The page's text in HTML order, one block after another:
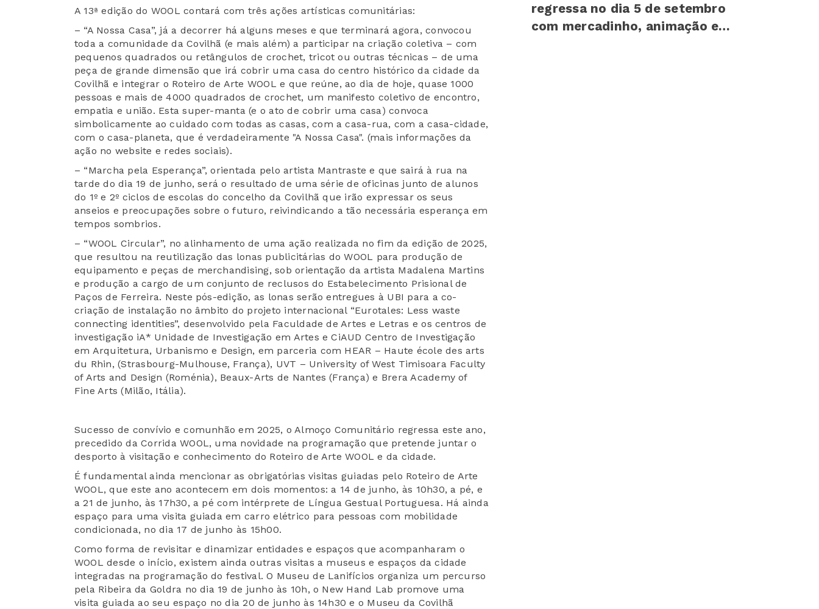
A 13ª edição do WOOL contará com três ações artísticas comunitárias:
– “A Nossa Casa”, já a decorrer há alguns meses e que terminará agora, convocou
toda a comunidade da Covilhã (e mais além) a participar na criação coletiva – com
pequenos quadrados ou retângulos de crochet, tricot ou outras técnicas – de uma
peça de grande dimensão que irá cobrir uma casa do centro histórico da cidade da
Covilhã e integrar o Roteiro de Arte WOOL e que reúne, ao dia de hoje, quase 1000
pessoas e mais de 4000 quadrados de crochet, um manifesto coletivo de encontro,
empatia e união. Esta super-manta (e o ato de cobrir uma casa) convoca
simbolicamente ao cuidado com todas as casas, com a casa-rua, com a casa-cidade,
com o casa-planeta, que é verdadeiramente "A Nossa Casa". (mais informações da
ação no website e redes sociais).
– “Marcha pela Esperança”, orientada pelo artista Mantraste e que sairá à rua na
tarde do dia 19 de junho, será o resultado de uma série de oficinas junto de alunos
do 1º e 2º ciclos de escolas do concelho da Covilhã que irão expressar os seus
anseios e preocupações sobre o futuro, reivindicando a tão necessária esperança em
tempos sombrios.
– “WOOL Circular”, no alinhamento de uma ação realizada no fim da edição de 2025,
que resultou na reutilização das lonas publicitárias do WOOL para produção de
equipamento e peças de merchandising, sob orientação da artista Madalena Martins
e produção a cargo de um conjunto de reclusos do Estabelecimento Prisional de
Paços de Ferreira. Neste pós-edição, as lonas serão entregues à UBI para a co-
criação de instalação no âmbito do projeto internacional “Eurotales: Less waste
connecting identities”, desenvolvido pela Faculdade de Artes e Letras e os centros de
investigação iA* Unidade de Investigação em Artes e CiAUD Centro de Investigação
em Arquitetura, Urbanismo e Design, em parceria com HEAR – Haute école des arts
du Rhin, (Strasbourg-Mulhouse, França), UVT – University of West Timisoara Faculty
of Arts and Design (Roménia), Beaux-Arts de Nantes (França) e Brera Academy of
Fine Arts (Milão, Itália).
Sucesso de convívio e comunhão em 2025, o Almoço Comunitário regressa este ano,
precedido da Corrida WOOL, uma novidade na programação que pretende juntar o
desporto à visitação e conhecimento do Roteiro de Arte WOOL e da cidade.
É fundamental ainda mencionar as obrigatórias visitas guiadas pelo Roteiro de Arte
WOOL, que este ano acontecem em dois momentos: a 14 de junho, às 10h30, a pé, e
a 21 de junho, às 17h30, a pé com intérprete de Língua Gestual Portuguesa. Há ainda
espaço para uma visita guiada em carro elétrico para pessoas com mobilidade
condicionada, no dia 17 de junho às 15h00.
Como forma de revisitar e dinamizar entidades e espaços que acompanharam o
WOOL desde o início, existem ainda outras visitas a museus e espaços da cidade
integradas na programação do festival. O Museu de Lanifícios organiza um percurso
pela Ribeira da Goldra no dia 19 de junho às 10h, o New Hand Lab promove uma
visita guiada ao seu espaço no dia 20 de junho às 14h30 e o Museu da Covilhã
regressa no dia 5 de setembro
com mercadinho, animação e